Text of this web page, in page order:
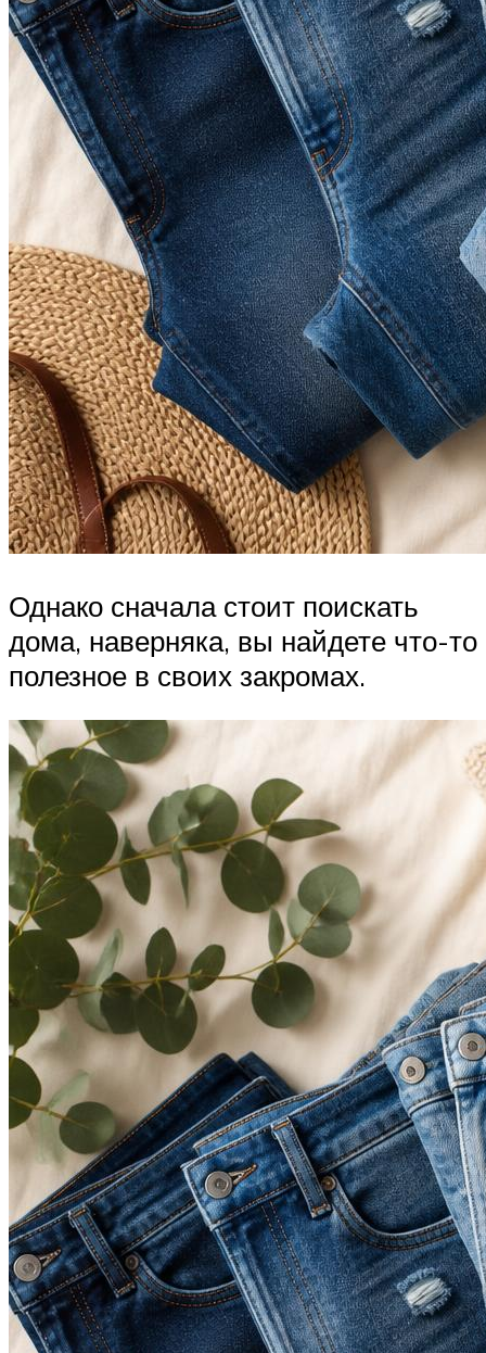
Однако сначала стоит поискать
дома, наверняка, вы найдете что-то
полезное в своих закромах.